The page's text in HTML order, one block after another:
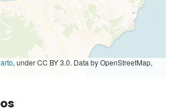
, under CC BY 3.0. Data by OpenStreetMap,